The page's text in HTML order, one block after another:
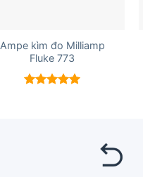
Ampe kìm đo Milliamp
Fluke 773